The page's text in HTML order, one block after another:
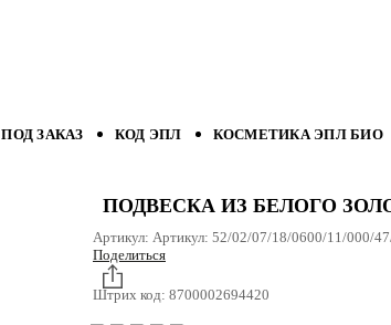
ПОД ЗАКАЗ КОД ЭПЛ КОСМЕТИКА ЭПЛ БИО
ПОДВЕСКА ИЗ БЕЛОГО
Артикул: Артикул: 52/02/07/18/0600/11/000/
Поделиться
Штрих код: 8700002694420